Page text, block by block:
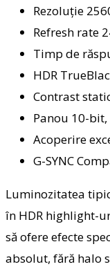
Rezoluție
Refresh rate
Timp de
HDR
Contrast
Panou 10-
Acoperire
G-SYNC
Luminozitatea
în HDR highlight-
să ofere efecte
absolut, fără halo